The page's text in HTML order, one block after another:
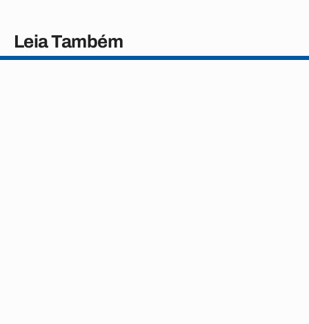
Leia Também